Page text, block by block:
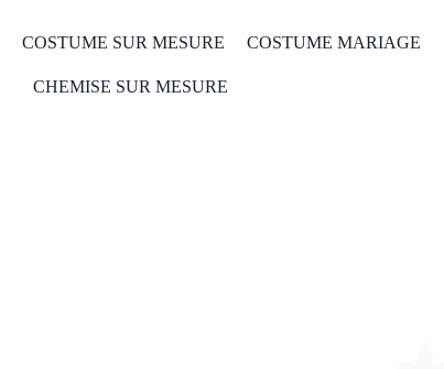
COSTUME SUR MESURE COSTUME MARIAGE
CHEMISE SUR MESURE